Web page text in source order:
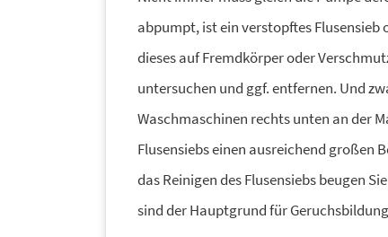
abpumpt, ist ein verstopftes Flusensieb
dieses auf Fremdkörper oder
untersuchen und ggf. entfernen. Und
Waschmaschinen rechts unten an der
Flusensiebs einen ausreichend großen
das Reinigen des Flusensiebs beugen
sind der Hauptgrund für